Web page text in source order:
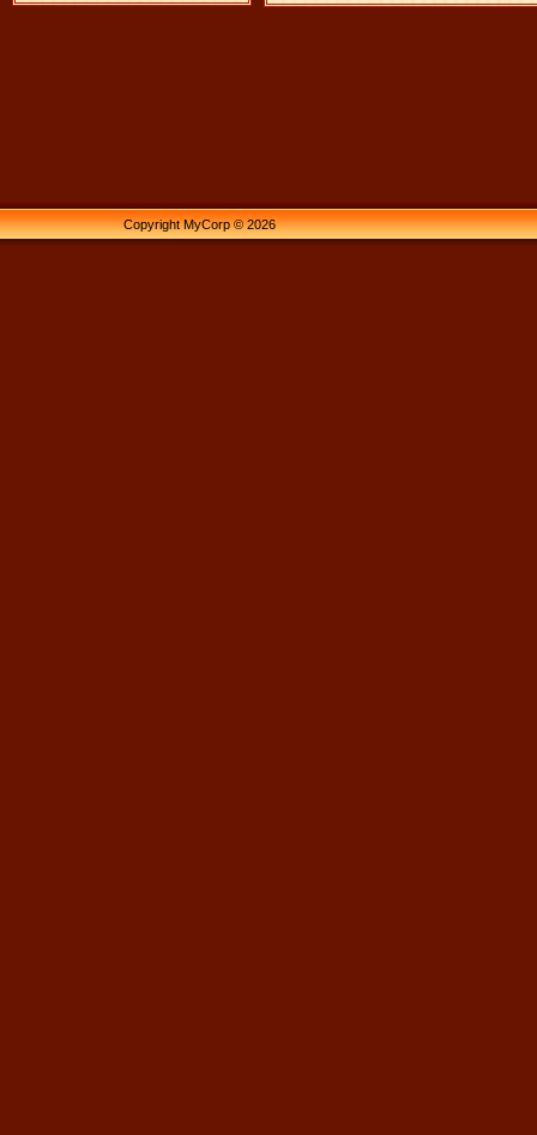
Copyright MyCorp © 2026